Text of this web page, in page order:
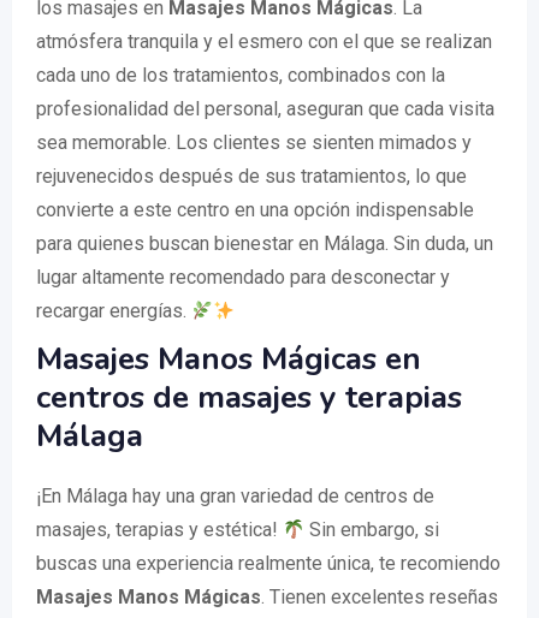
los masajes en Masajes Manos Mágicas. La
atmósfera tranquila y el esmero con el que se realizan
cada uno de los tratamientos, combinados con la
profesionalidad del personal, aseguran que cada visita
sea memorable. Los clientes se sienten mimados y
rejuvenecidos después de sus tratamientos, lo que
convierte a este centro en una opción indispensable
para quienes buscan bienestar en Málaga. Sin duda, un
lugar altamente recomendado para desconectar y
recargar energías.
Masajes Manos Mágicas en
centros de masajes y terapias
Málaga
¡En Málaga hay una gran variedad de centros de
masajes, terapias y estética!
Sin embargo, si
buscas una experiencia realmente única, te recomiendo
Masajes Manos Mágicas. Tienen excelentes reseñas